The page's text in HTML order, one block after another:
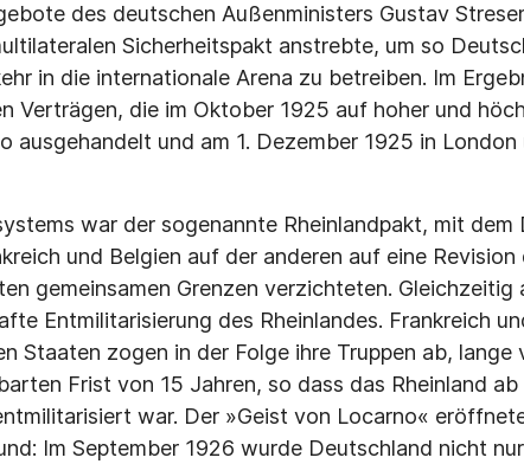
des deutschen Außenministers Gustav
Sicherheitspakt anstrebte, um so
in die internationale Arena zu betreiben. Im
Verträgen, die im Oktober 1925 auf hoher und
ausgehandelt und am 1. Dezember 1925 in
war der sogenannte Rheinlandpakt, mit dem
und Belgien auf der anderen auf eine Revision
gemeinsamen Grenzen verzichteten. Gleichzeitig
Entmilitarisierung des Rheinlandes. Frankreich
Staaten zogen in der Folge ihre Truppen ab, lange
Frist von 15 Jahren, so dass das Rheinland
war. Der »Geist von Locarno«
Im September 1926 wurde Deutschland nicht nur